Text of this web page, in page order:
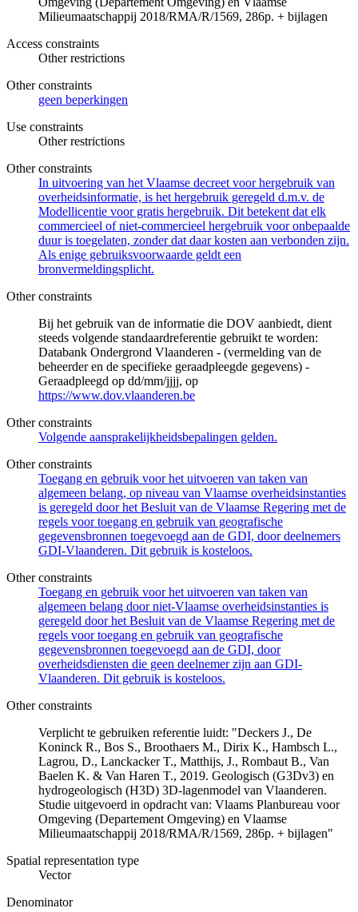
Milieumaatschappij 2018/RMA/R/1569, 286p. + bijlagen
Access constraints
Other restrictions
Other constraints
geen beperkingen
Use constraints
Other restrictions
Other constraints
In uitvoering van het Vlaamse decreet voor hergebruik van
overheidsinformatie, is het hergebruik geregeld d.m.v. de
Modellicentie voor gratis hergebruik. Dit betekent dat elk
commercieel of niet-commercieel hergebruik voor onbepaalde
duur is toegelaten, zonder dat daar kosten aan verbonden zijn.
Als enige gebruiksvoorwaarde geldt een
bronvermeldingsplicht.
Other constraints
Bij het gebruik van de informatie die DOV aanbiedt, dient
steeds volgende standaardreferentie gebruikt te worden:
Databank Ondergrond Vlaanderen - (vermelding van de
beheerder en de specifieke geraadpleegde gegevens) -
Geraadpleegd op dd/mm/jjjj, op
https://www.dov.vlaanderen.be
Other constraints
Volgende aansprakelijkheidsbepalingen gelden.
Other constraints
Toegang en gebruik voor het uitvoeren van taken van
algemeen belang, op niveau van Vlaamse overheidsinstanties
is geregeld door het Besluit van de Vlaamse Regering met de
regels voor toegang en gebruik van geografische
gegevensbronnen toegevoegd aan de GDI, door deelnemers
GDI-Vlaanderen. Dit gebruik is kosteloos.
Other constraints
Toegang en gebruik voor het uitvoeren van taken van
algemeen belang door niet-Vlaamse overheidsinstanties is
geregeld door het Besluit van de Vlaamse Regering met de
regels voor toegang en gebruik van geografische
gegevensbronnen toegevoegd aan de GDI, door
overheidsdiensten die geen deelnemer zijn aan GDI-
Vlaanderen. Dit gebruik is kosteloos.
Other constraints
Verplicht te gebruiken referentie luidt: "Deckers J., De
Koninck R., Bos S., Broothaers M., Dirix K., Hambsch L.,
Lagrou, D., Lanckacker T., Matthijs, J., Rombaut B., Van
Baelen K. & Van Haren T., 2019. Geologisch (G3Dv3) en
hydrogeologisch (H3D) 3D-lagenmodel van Vlaanderen.
Studie uitgevoerd in opdracht van: Vlaams Planbureau voor
Omgeving (Departement Omgeving) en Vlaamse
Milieumaatschappij 2018/RMA/R/1569, 286p. + bijlagen"
Spatial representation type
Vector
Denominator